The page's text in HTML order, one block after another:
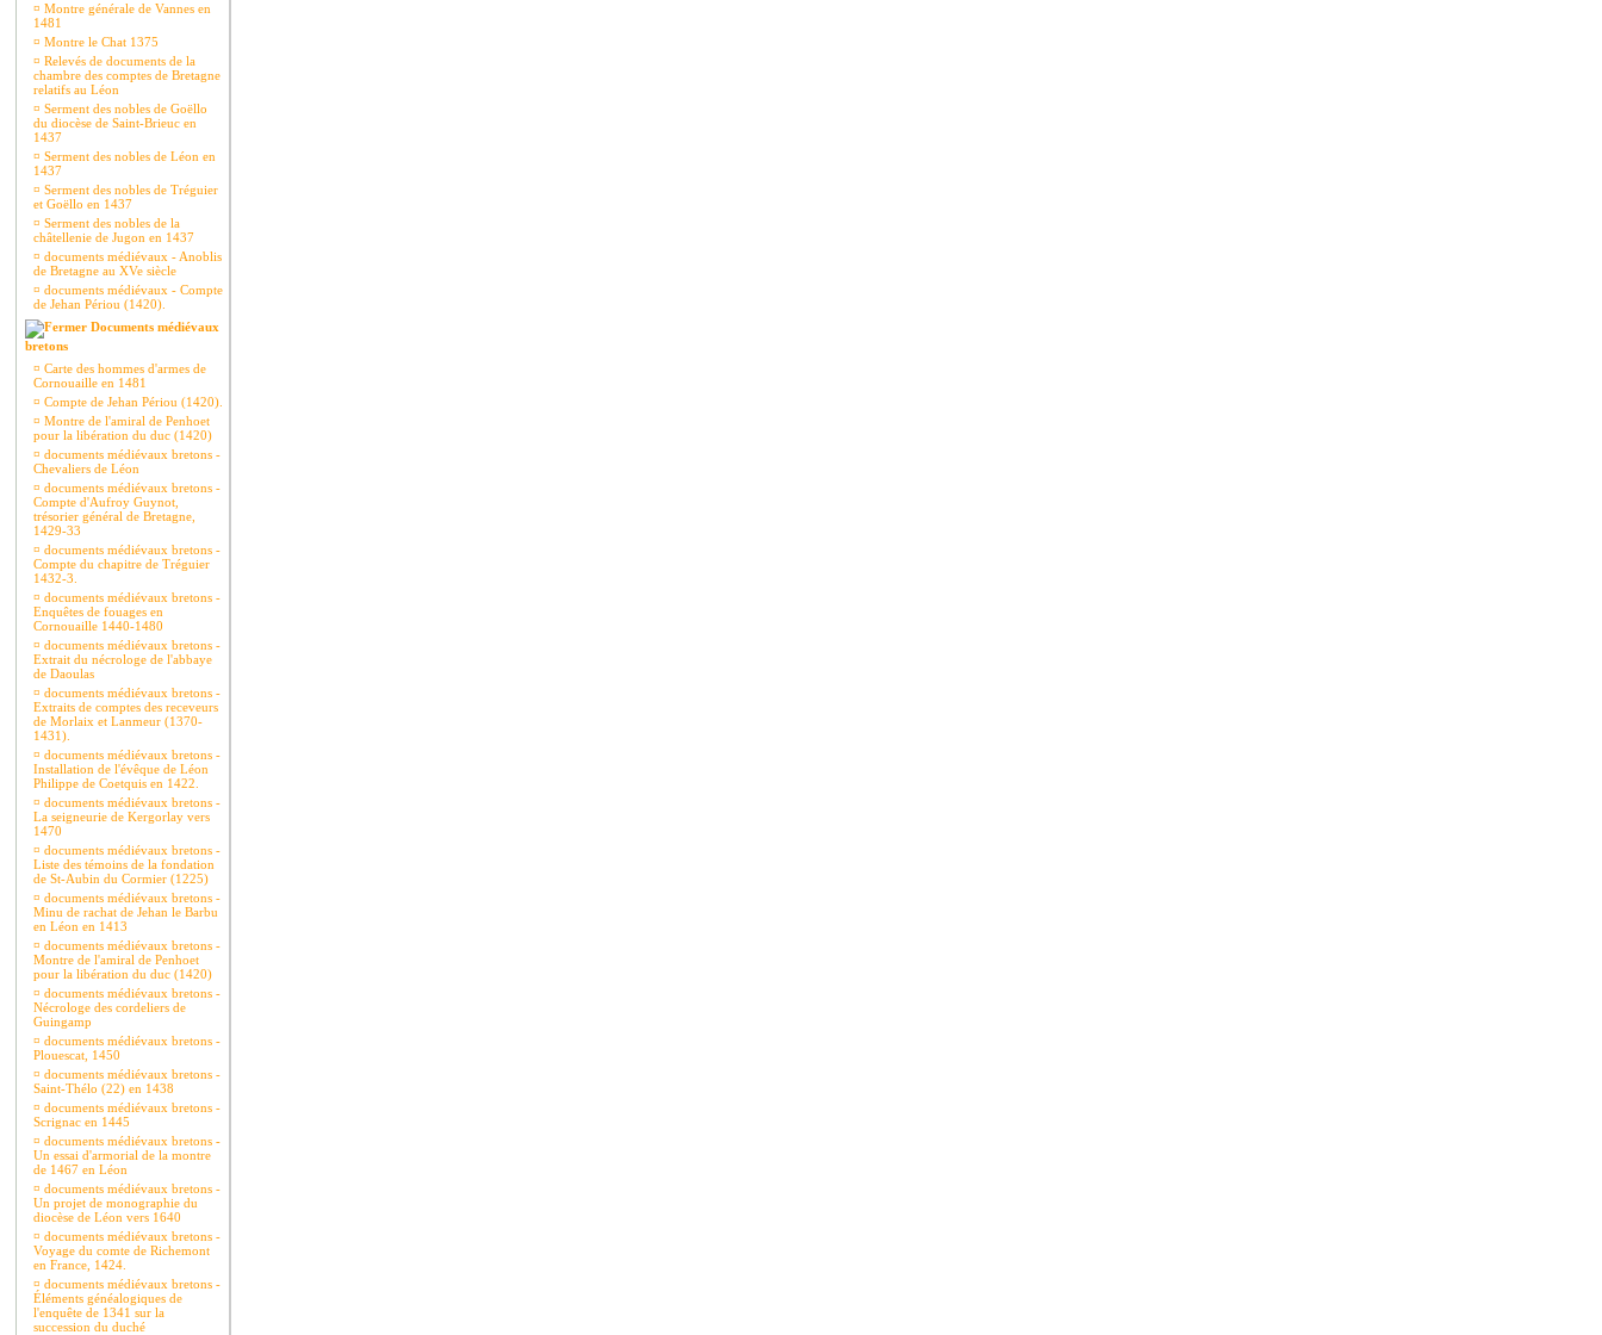
¤ Montre générale de Vannes en
1481
¤ Montre le Chat 1375
¤ Relevés de documents de la
chambre des comptes de Bretagne
relatifs au Léon
¤ Serment des nobles de Goëllo
du diocèse de Saint-Brieuc en
1437
¤ Serment des nobles de Léon en
1437
¤ Serment des nobles de Tréguier
et Goëllo en 1437
¤ Serment des nobles de la
châtellenie de Jugon en 1437
¤ documents médiévaux - Anoblis
de Bretagne au XVe siècle
¤ documents médiévaux - Compte
de Jehan Périou (1420).
Documents médiévaux
bretons
¤ Carte des hommes d'armes de
Cornouaille en 1481
¤ Compte de Jehan Périou (1420).
¤ Montre de l'amiral de Penhoet
pour la libération du duc (1420)
¤ documents médiévaux bretons -
Chevaliers de Léon
¤ documents médiévaux bretons -
Compte d'Aufroy Guynot,
trésorier général de Bretagne,
1429-33
¤ documents médiévaux bretons -
Compte du chapitre de Tréguier
1432-3.
¤ documents médiévaux bretons -
Enquêtes de fouages en
Cornouaille 1440-1480
¤ documents médiévaux bretons -
Extrait du nécrologe de l'abbaye
de Daoulas
¤ documents médiévaux bretons -
Extraits de comptes des receveurs
de Morlaix et Lanmeur (1370-
1431).
¤ documents médiévaux bretons -
Installation de l'évêque de Léon
Philippe de Coetquis en 1422.
¤ documents médiévaux bretons -
La seigneurie de Kergorlay vers
1470
¤ documents médiévaux bretons -
Liste des témoins de la fondation
de St-Aubin du Cormier (1225)
¤ documents médiévaux bretons -
Minu de rachat de Jehan le Barbu
en Léon en 1413
¤ documents médiévaux bretons -
Montre de l'amiral de Penhoet
pour la libération du duc (1420)
¤ documents médiévaux bretons -
Nécrologe des cordeliers de
Guingamp
¤ documents médiévaux bretons -
Plouescat, 1450
¤ documents médiévaux bretons -
Saint-Thélo (22) en 1438
¤ documents médiévaux bretons -
Scrignac en 1445
¤ documents médiévaux bretons -
Un essai d'armorial de la montre
de 1467 en Léon
¤ documents médiévaux bretons -
Un projet de monographie du
diocèse de Léon vers 1640
¤ documents médiévaux bretons -
Voyage du comte de Richemont
en France, 1424.
¤ documents médiévaux bretons -
Éléments généalogiques de
l'enquête de 1341 sur la
succession du duché